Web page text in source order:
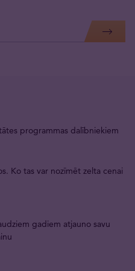
programmas dalībniekiem
Ko tas var nozīmēt zelta cenai
gadiem atjauno savu